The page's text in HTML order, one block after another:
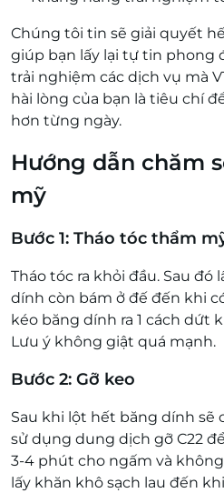
Chúng tôi tin sẽ giải quyết
giúp bạn lấy lại tự tin phong
trải nghiệm các dịch vụ mà
hài lòng của bạn là tiêu chí
hơn từng ngày.
Hướng dẫn chăm
mỹ
Bước 1: Tháo tóc thẩm
Tháo tóc ra khỏi đầu. Sau đó
dính còn bám ở đế đến khi
kéo băng dính ra 1 cách dứt
Lưu ý không giật quá mạnh.
Bước 2: Gỡ keo
Sau khi lột hết băng dính sẽ
sử dụng dung dịch gỡ C22
3-4 phút cho ngấm và
lấy khăn khô sạch lau đến